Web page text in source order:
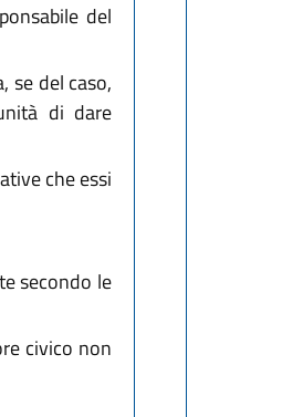
del
se del caso,
di dare
che essi
secondo le
civico non